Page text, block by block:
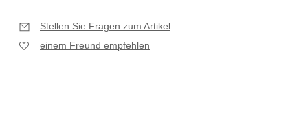
Stellen Sie Fragen zum Artikel
einem Freund empfehlen